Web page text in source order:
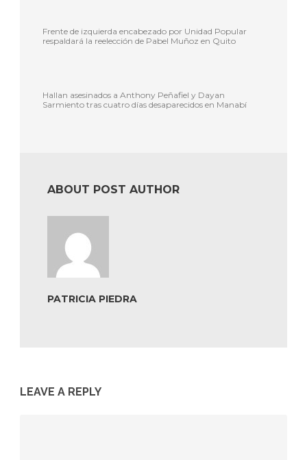
Frente de izquierda encabezado por Unidad Popular
respaldará la reelección de Pabel Muñoz en Quito
Hallan asesinados a Anthony Peñafiel y Dayan
Sarmiento tras cuatro días desaparecidos en Manabí
ABOUT POST AUTHOR
PATRICIA PIEDRA
LEAVE A REPLY